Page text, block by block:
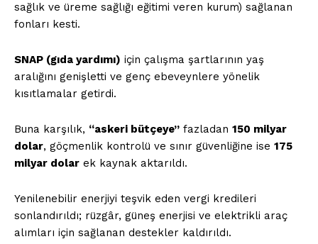
sağlık ve üreme sağlığı eğitimi veren kurum) sağlanan
fonları kesti.
SNAP (gıda yardımı) için çalışma şartlarının yaş
aralığını genişletti ve genç ebeveynlere yönelik
kısıtlamalar getirdi.
Buna karşılık, “askeri bütçeye” fazladan 150 milyar
dolar, göçmenlik kontrolü ve sınır güvenliğine ise 175
milyar dolar ek kaynak aktarıldı.
Yenilenebilir enerjiyi teşvik eden vergi kredileri
sonlandırıldı; rüzgâr, güneş enerjisi ve elektrikli araç
alımları için sağlanan destekler kaldırıldı.